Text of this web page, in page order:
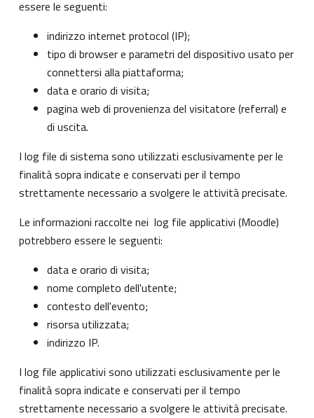
essere le seguenti:
indirizzo internet protocol (IP);
tipo di browser e parametri del dispositivo usato per
connettersi alla piattaforma;
data e orario di visita;
pagina web di provenienza del visitatore (referral) e
di uscita.
I log file di sistema sono utilizzati esclusivamente per le
finalità sopra indicate e conservati per il tempo
strettamente necessario a svolgere le attività precisate.
Le informazioni raccolte nei log file applicativi (Moodle)
potrebbero essere le seguenti:
data e orario di visita;
nome completo dell'utente;
contesto dell'evento;
risorsa utilizzata;
indirizzo IP.
I log file applicativi sono utilizzati esclusivamente per le
finalità sopra indicate e conservati per il tempo
strettamente necessario a svolgere le attività precisate.